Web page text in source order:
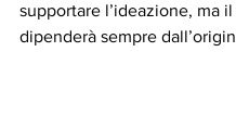
supportare l’ideazione, ma
dipenderà sempre